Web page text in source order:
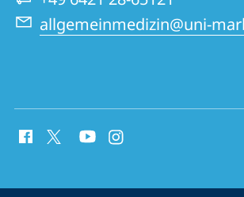
allgemeinmedizin@uni-
Media